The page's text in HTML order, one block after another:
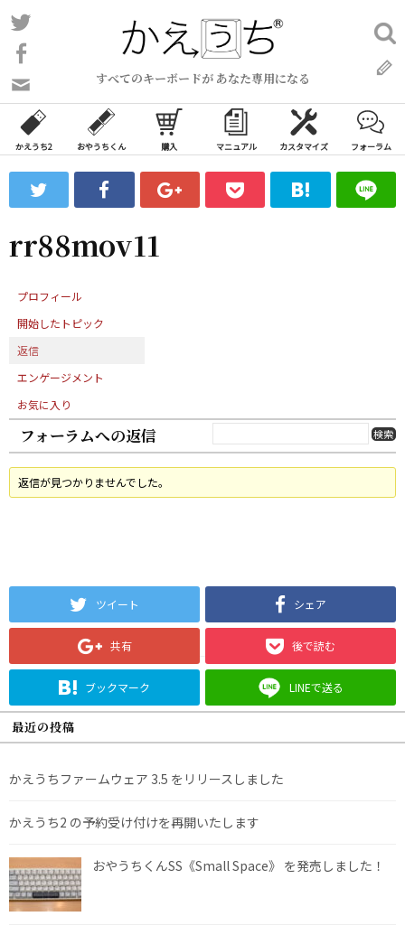
コ
ン
ン
ツ
ス
ッ
すべてのキーボードが あなた専用になる
い
合
わ
フ
ォ
ム
検
索:
かえうち2 おやうちくん 購入 マニュアル カスタマイズ フォーラム
rr88mov11
プロフィール
開始したトピック
返信
エンゲージメント
お気に入り
フォーラムへの返信
返信が見つかりませんでした。
ツイート シェア
共有 後で読む
ブックマーク LINEで送る
最近の投稿
かえうちファームウェア 3.5 をリリースしました
かえうち2 の予約受け付けを再開いたします
おやうちくんSS《Small Space》 を発売しました！